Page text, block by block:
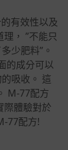
有效性以及
， ”不能只
少肥料”。
的成分可以
吸收。 這
M-77配方
際體驗對於
77配方!